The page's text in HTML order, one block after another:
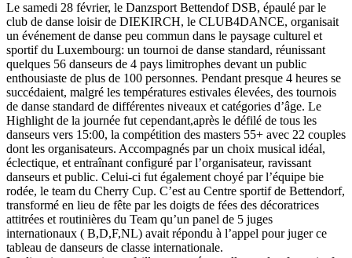
Le samedi 28 février, le Danzsport Bettendof DSB, épaulé par le
club de danse loisir de DIEKIRCH, le CLUB4DANCE, organisait
un événement de danse peu commun dans le paysage culturel et
sportif du Luxembourg: un tournoi de danse standard, réunissant
quelques 56 danseurs de 4 pays limitrophes devant un public
enthousiaste de plus de 100 personnes. Pendant presque 4 heures se
succédaient, malgré les températures estivales élevées, des tournois
de danse standard de différentes niveaux et catégories d’âge. Le
Highlight de la journée fut cependant,après le défilé de tous les
danseurs vers 15:00, la compétition des masters 55+ avec 22 couples
dont les organisateurs. Accompagnés par un choix musical idéal,
éclectique, et entraînant configuré par l’organisateur, ravissant
danseurs et public. Celui-ci fut également choyé par l’équipe bie
rodée, le team du Cherry Cup. C’est au Centre sportif de Bettendorf,
transformé en lieu de fête par les doigts de fées des décoratrices
attitrées et routinières du Team qu’un panel de 5 juges
internationaux ( B,D,F,NL) avait répondu à l’appel pour juger ce
tableau de danseurs de classe internationale.